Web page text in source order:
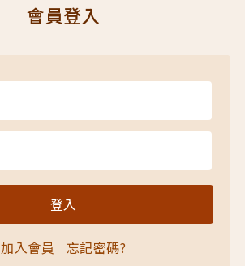
會員登入
加入會員 忘記密碼?